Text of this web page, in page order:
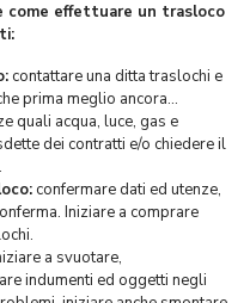
come effettuare un trasloco
contattare una ditta traslochi e
prima meglio ancora…
quali acqua, luce, gas e
dei contratti e/o chiedere il
confermare dati ed utenze,
Iniziare a comprare
a svuotare,
indumenti ed oggetti negli